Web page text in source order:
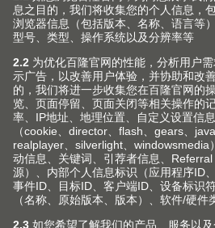
关于我
用家具五金件提高生活品质是我
致力于为家具生产上翻门、铰链
为此提供相匹配的服务
关注Blum 百隆社交媒体
息